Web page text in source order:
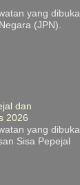
yang dibuka
(JPN).
dan
2026
yang dibuka
Sisa Pepejal